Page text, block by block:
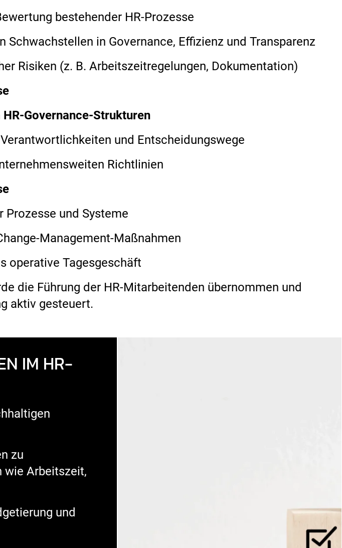
bestehender HR-Prozesse
Schwachstellen in Governance, Effizienz und Transparenz
Risiken (z. B. Arbeitszeitregelungen, Dokumentation)
HR-Governance-Strukturen
und Entscheidungswege
Richtlinien
Prozesse und Systeme
Management-Maßnahmen
operative Tagesgeschäft
die Führung der HR-Mitarbeitenden übernommen und
aktiv gesteuert.
IM HR-
zu
wie Arbeitszeit,
und